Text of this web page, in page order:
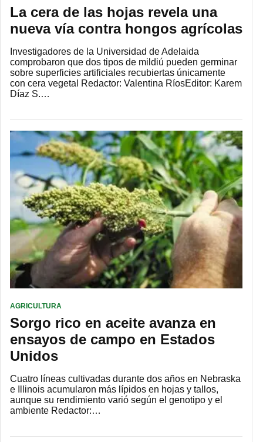
La cera de las hojas revela una
nueva vía contra hongos agrícolas
Investigadores de la Universidad de Adelaida
comprobaron que dos tipos de mildiú pueden germinar
sobre superficies artificiales recubiertas únicamente
con cera vegetal Redactor: Valentina RíosEditor: Karem
Díaz S.…
AGRICULTURA
Sorgo rico en aceite avanza en
ensayos de campo en Estados
Unidos
Cuatro líneas cultivadas durante dos años en Nebraska
e Illinois acumularon más lípidos en hojas y tallos,
aunque su rendimiento varió según el genotipo y el
ambiente Redactor:…